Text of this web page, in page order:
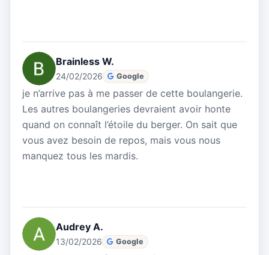
Brainless W.
24/02/2026 Google
je n’arrive pas à me passer de cette boulangerie.
Les autres boulangeries devraient avoir honte
quand on connaît l’étoile du berger. On sait que
vous avez besoin de repos, mais vous nous
manquez tous les mardis.
Audrey A.
13/02/2026 Google